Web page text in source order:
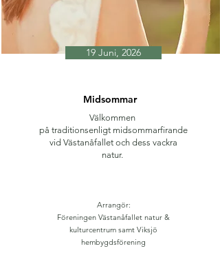
19 Juni, 2026
Midsommar
Välkommen
på traditionsenligt midsommarfirande
vid Västanåfallet och dess vackra
natur.
Arrangör:
Föreningen Västanåfallet natur &
kulturcentrum samt Viksjö
hembygdsförening